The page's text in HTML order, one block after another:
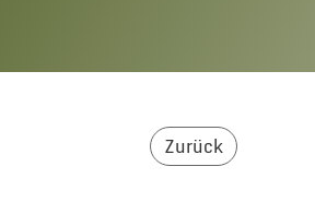
Zurück